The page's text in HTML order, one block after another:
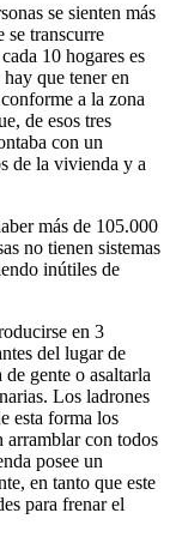
se sienten más
se transcurre
10 hogares es
que tener en
a la zona
de esos tres
con un
de la vivienda y a
más de 105.000
no tienen sistemas
inútiles de
en 3
del lugar de
gente o asaltarla
Los ladrones
esta forma los
arramblar con todos
posee un
en tanto que este
para frenar el